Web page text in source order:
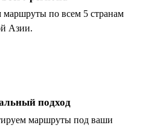
маршруты по всем 5 странам
Азии.
подход
маршруты под ваши